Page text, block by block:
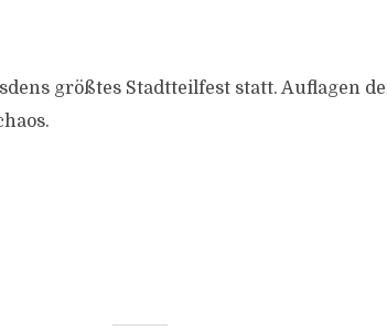
größtes Stadtteilfest statt. Auflagen